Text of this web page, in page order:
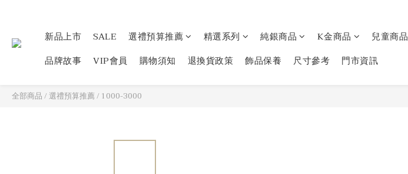
新品上市 SALE 選禮預算推薦 精選系列 純銀商品 K金商品 兒童商品
品牌故事
VIP會員 購物須知 退換貨政策 飾品保養 尺寸參考 門市資訊
全部商品/選禮預算推薦/ 1000-3000